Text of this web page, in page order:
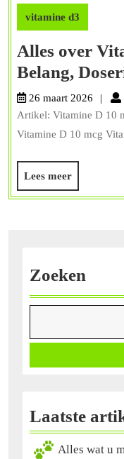
vitamine d3
Alles over
Belang,
26 maart 2026
Artikel: Vitamine D 10
Vitamine D 10 mcg
Lees meerLees
meer
Zoeken
Laatste
Alles wat u